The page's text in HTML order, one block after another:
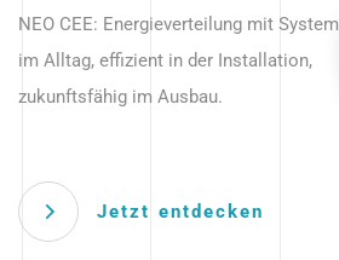
beginnt
NEO CEE: Energieverteilung mit
im Alltag, effizient in der Installation,
zukunftsfähig im Ausbau.
Jetzt entdecken
Anwendungen – robust, IP-geschützt
zukunftsfähig.